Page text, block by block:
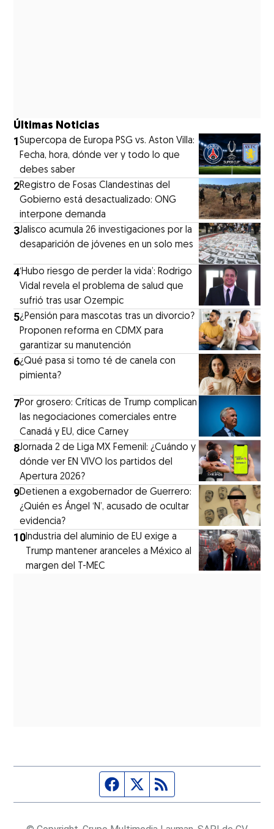
Últimas Noticias
1Supercopa de Europa PSG vs. Aston Villa:
Fecha, hora, dónde ver y todo lo que
debes saber
2Registro de Fosas Clandestinas del
Gobierno está desactualizado: ONG
interpone demanda
3Jalisco acumula 26 investigaciones por la
desaparición de jóvenes en un solo mes
4‘Hubo riesgo de perder la vida’: Rodrigo
Vidal revela el problema de salud que
sufrió tras usar Ozempic
5¿Pensión para mascotas tras un divorcio?
Proponen reforma en CDMX para
garantizar su manutención
6¿Qué pasa si tomo té de canela con
pimienta?
7Por grosero: Críticas de Trump complican
las negociaciones comerciales entre
Canadá y EU, dice Carney
8Jornada 2 de Liga MX Femenil: ¿Cuándo y
dónde ver EN VIVO los partidos del
Apertura 2026?
9Detienen a exgobernador de Guerrero:
¿Quién es Ángel ‘N’, acusado de ocultar
evidencia?
10Industria del aluminio de EU exige a
Trump mantener aranceles a México al
margen del T-MEC
Página de Facebook
Fuente Twitter